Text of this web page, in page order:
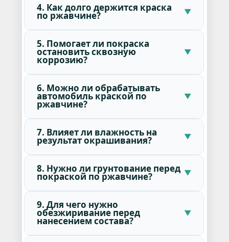
4. Как долго держится краска
по ржавчине?
5. Помогает ли покраска
остановить сквозную
коррозию?
6. Можно ли обрабатывать
автомобиль краской по
ржавчине?
7. Влияет ли влажность на
результат окрашивания?
8. Нужно ли грунтование перед
покраской по ржавчине?
9. Для чего нужно
обезжиривание перед
нанесением состава?